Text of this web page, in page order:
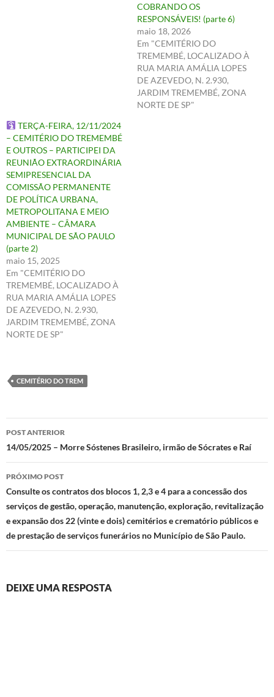
COBRANDO OS
RESPONSÁVEIS! (parte 6)
maio 18, 2026
Em "CEMITÉRIO DO
TREMEMBÉ, LOCALIZADO À
RUA MARIA AMÁLIA LOPES
DE AZEVEDO, N. 2.930,
JARDIM TREMEMBÉ, ZONA
NORTE DE SP"
TERÇA-FEIRA, 12/11/2024
– CEMITÉRIO DO TREMEMBÉ
E OUTROS – PARTICIPEI DA
REUNIÃO EXTRAORDINÁRIA
SEMIPRESENCIAL DA
COMISSÃO PERMANENTE
DE POLÍTICA URBANA,
METROPOLITANA E MEIO
AMBIENTE – CÂMARA
MUNICIPAL DE SÃO PAULO
(parte 2)
maio 15, 2025
Em "CEMITÉRIO DO
TREMEMBÉ, LOCALIZADO À
RUA MARIA AMÁLIA LOPES
DE AZEVEDO, N. 2.930,
JARDIM TREMEMBÉ, ZONA
NORTE DE SP"
CEMITÉRIO DO TREM
Navegação
de
posts
POST ANTERIOR
14/05/2025 – Morre Sóstenes Brasileiro, irmão de Sócrates e Raí
PRÓXIMO POST
Consulte os contratos dos blocos 1, 2,3 e 4 para a concessão dos
serviços de gestão, operação, manutenção, exploração, revitalização
e expansão dos 22 (vinte e dois) cemitérios e crematório públicos e
de prestação de serviços funerários no Município de São Paulo.
DEIXE UMA RESPOSTA